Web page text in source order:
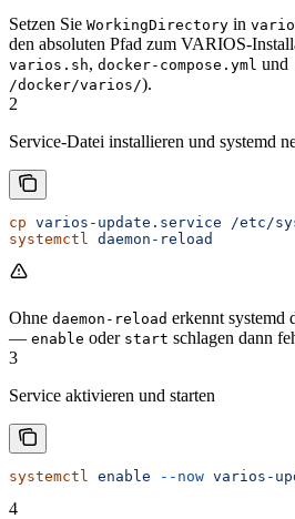
Setzen Sie WorkingDirectory in
den absoluten Pfad zum VARIOS-
varios.sh, docker-compose.yml und
/docker/varios/).
2
Service-Datei installieren und systemd
cp varios-update.service /etc/
systemctl
daemon-reload
Ohne daemon-reload erkennt systemd
— enable oder start schlagen dann
3
Service aktivieren und starten
systemctl enable --now varios-
4